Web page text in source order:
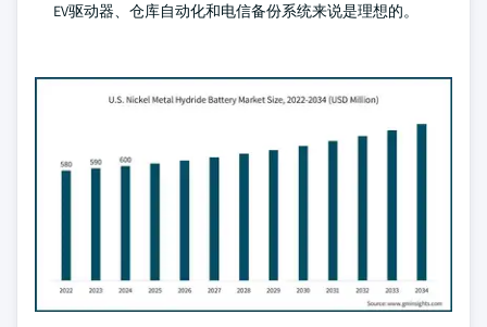
EV驱动器、仓库自动化和电信备份系统来说是理想的。